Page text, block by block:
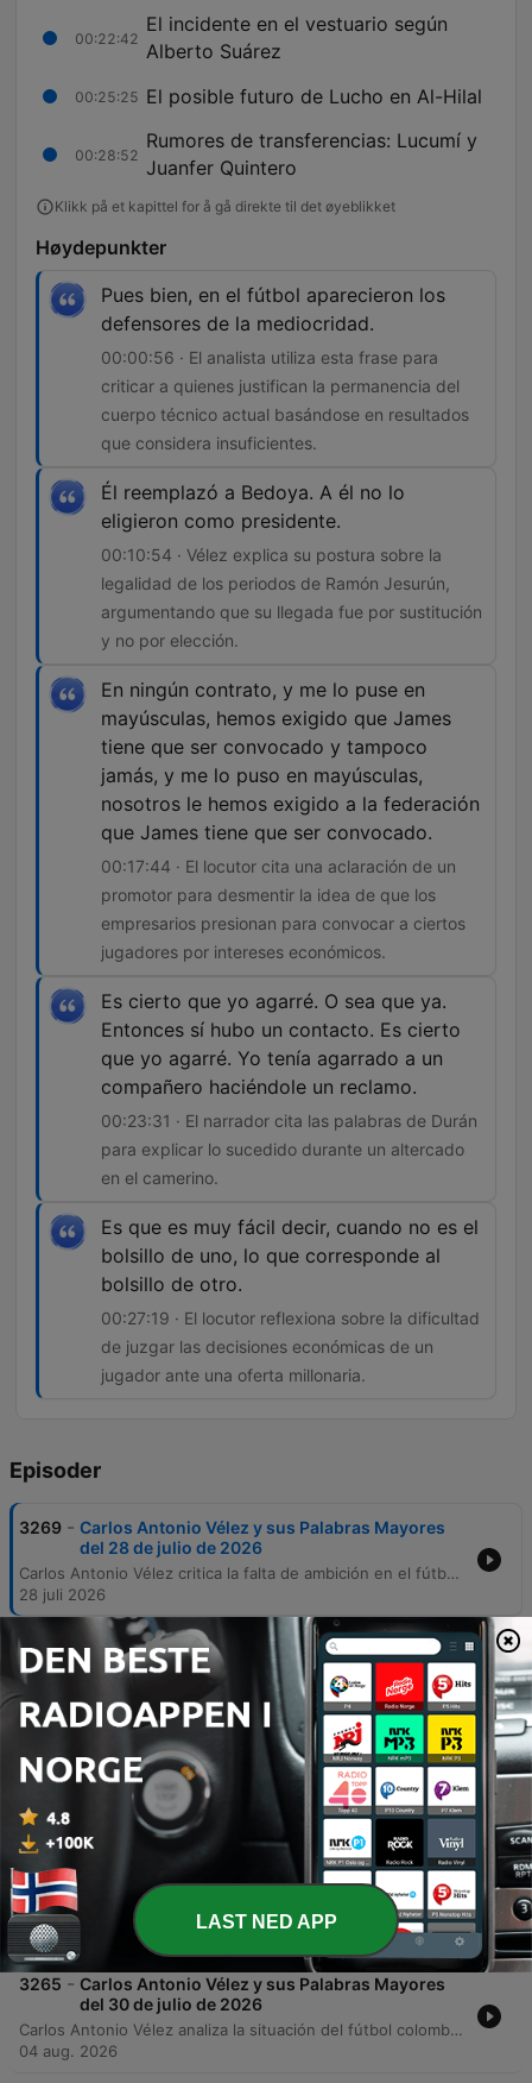
00:22:42
El incidente en el vestuario según
Alberto Suárez
00:25:25 El posible futuro de Lucho en Al-Hilal
00:28:52
Rumores de transferencias: Lucumí y
Juanfer Quintero
Klikk på et kapittel for å gå direkte til det øyeblikket
Høydepunkter
Pues bien, en el fútbol aparecieron los
defensores de la mediocridad.
00:00:56 · El analista utiliza esta frase para
criticar a quienes justifican la permanencia del
cuerpo técnico actual basándose en resultados
que considera insuficientes.
Él reemplazó a Bedoya. A él no lo
eligieron como presidente.
00:10:54 · Vélez explica su postura sobre la
legalidad de los periodos de Ramón Jesurún,
argumentando que su llegada fue por sustitución
y no por elección.
En ningún contrato, y me lo puse en
mayúsculas, hemos exigido que James
tiene que ser convocado y tampoco
jamás, y me lo puso en mayúsculas,
nosotros le hemos exigido a la federación
que James tiene que ser convocado.
00:17:44 · El locutor cita una aclaración de un
promotor para desmentir la idea de que los
empresarios presionan para convocar a ciertos
jugadores por intereses económicos.
Es cierto que yo agarré. O sea que ya.
Entonces sí hubo un contacto. Es cierto
que yo agarré. Yo tenía agarrado a un
compañero haciéndole un reclamo.
00:23:31 · El narrador cita las palabras de Durán
para explicar lo sucedido durante un altercado
en el camerino.
Es que es muy fácil decir, cuando no es el
bolsillo de uno, lo que corresponde al
bolsillo de otro.
00:27:19 · El locutor reflexiona sobre la dificultad
de juzgar las decisiones económicas de un
jugador ante una oferta millonaria.
Episoder
3269 - Carlos Antonio Vélez y sus Palabras Mayores
del 28 de julio de 2026
Carlos Antonio Vélez critica la falta de ambición en el fútbol colombiano y analiza las irregularidades en los periodos presidenciales de la Federación Colombiana de Fútbol. Además, desmiente presiones de promotores para convocar jugadores específicos. El episodio también aborda noticias internacionales y locales, incluyendo polémicas sobre convocatorias técnicas, un incidente en el camerino con Durán y posibles transferencias de jugadores como Lucho hacia Al-Hilal, Lucumí y Juanfer Quintero.
28 juli 2026
3268
Carlos Antonio Vélez y sus Palabras Mayores
del 27 de julio de 2026
Carlos Antonio Vélez analiza la llegada de Klopp y compara su situación con el panorama técnico colombiano, criticando la falta de transparencia en la federación. El episodio también explora el impacto de la inteligencia artificial y la interpretación de la data en el fútbol moderno. Además, se examina el rendimiento estadístico de jugadores como Kevin Mier y Tino Gómez, la actualidad de Juanfer Quintero y la situación arbitral en el fútbol colombiano, junto con un análisis de las actuaciones recientes de equipos como América y Millonarios.
27 juli 2026
3267 - Carlos Antonio Vélez y sus Palabras Mayores
del 5 de agosto de 2026
Carlos Antonio Vélez analiza la situación de la Selección Colombia tras el Mundial, cuestionando las declaraciones de jugadores como Jerry Mina y criticando la falta de títulos recientes. El episodio también aborda polémicas en el fútbol local colombiano, incluyendo los comentarios de Johan Mojica y la situación contractual de Hamilton Campas. Asimismo, se explora la evolución táctica del fútbol moderno, argumentando que el rol tradicional del 'diez' ha desaparecido para dar paso al centrocampista integral. El análisis concluye con un repaso por el desempeño defensivo de Independiente Medellín y las actuaciones destacadas en la liga local.
05 aug. 2026
3266 -
Carlos Antonio Vélez y sus Palabras Mayores
del 29 de julio de 2026
Carlos Antonio Vélez conmemora el título de la Copa América 2001 y analiza la situación actual del fútbol colombiano, criticando la mentalidad de los jugadores y la gestión de la federación. También aborda el conflicto interno en la División Mayor por la repartición de recursos entre los equipos grandes y pequeños. El locutor analiza la crisis de poder en la División Mayor, advirtiendo sobre las consecuencias legales y deportivas de crear una liga independiente no reconocida por la FIFA. Asimismo, aborda controversias arbitrales recientes relacionadas con el protocolo VAR y cuestiona la gestión de decisiones en el fútbol colombiano.
29 juli 2026
3265 - Carlos Antonio Vélez y sus Palabras Mayores
del 30 de julio de 2026
Carlos Antonio Vélez analiza la situación del fútbol colombiano, criticando la gestión de procesos pasados y los peligros de los empresarios que buscan beneficios personales con jugadores jóvenes. También aborda las posibles sanciones a la selección argentina y la oportunidad para Colombia en la próxima Copa América. El episodio también explora las tensiones en la asamblea de Dimayor respecto a los derechos de televisión, aclarando que la repartición no depende del operador Win. Finalmente, se analiza la estructura comercial de la FIFA y el desempeño defensivo del Medellín.
04 aug. 2026
LAST NED APP